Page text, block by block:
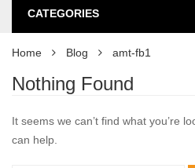
CATEGORIES
Home Blog amt-fb1
Nothing Found
It seems we can’t find what you’re
can help.